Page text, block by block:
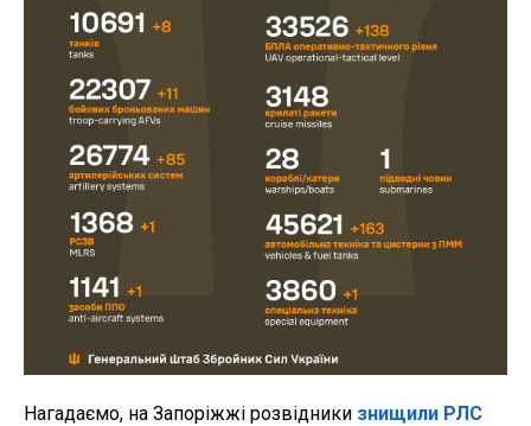
Нагадаємо, на Запоріжжі розвідники знищили РЛС